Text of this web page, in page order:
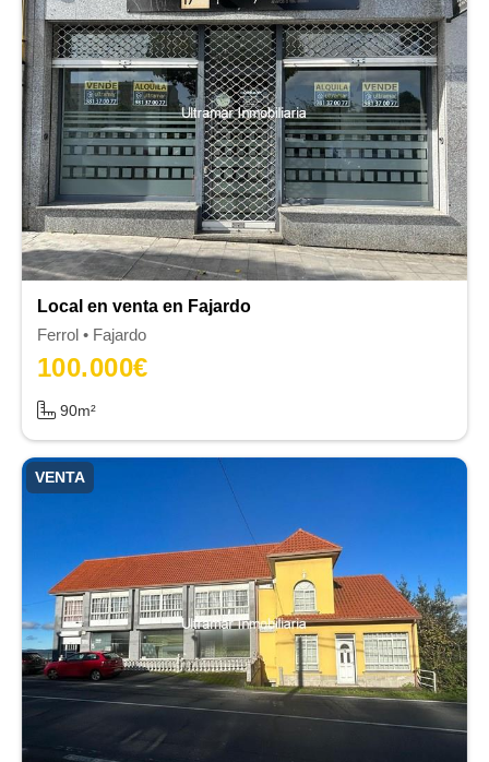
Local en venta en Fajardo
100.000€
90m²
Ferrol Fajardo
VENTA